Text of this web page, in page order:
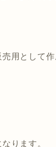
用として
ります。